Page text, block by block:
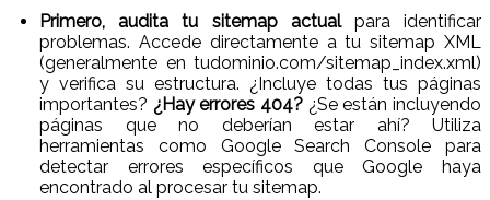
Primero, audita tu sitemap actual para identificar
problemas. Accede directamente a tu sitemap XML
(generalmente en tudominio.com/sitemap_index.xml)
y verifica su estructura. ¿Incluye todas tus páginas
importantes? ¿Hay errores 404? ¿Se están incluyendo
páginas que no deberían estar ahí? Utiliza
herramientas como Google Search Console para
detectar errores específicos que Google haya
encontrado al procesar tu sitemap.